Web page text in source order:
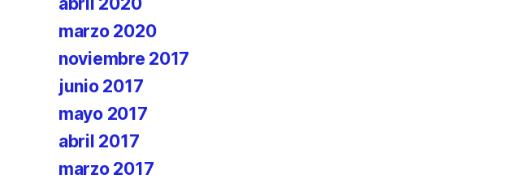
marzo 2020
noviembre 2017
junio 2017
mayo 2017
abril 2017
marzo 2017